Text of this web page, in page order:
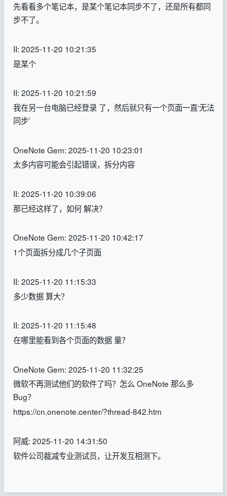
先看看多个笔记本，是某个笔记本同步不了，还是所有都同
步不了。
II: 2025-11-20 10:21:35
是某个
II: 2025-11-20 10:21:59
我在另一台电脑已经登录 了，然后就只有一个页面一直‘无法
同步’
OneNote Gem: 2025-11-20 10:23:01
太多内容可能会引起错误，拆分内容
II: 2025-11-20 10:39:06
那已经这样了，如何 解决？
OneNote Gem: 2025-11-20 10:42:17
1个页面拆分成几个子页面
II: 2025-11-20 11:15:33
多少数据 算大？
II: 2025-11-20 11:15:48
在哪里能看到各个页面的数据 量？
OneNote Gem: 2025-11-20 11:32:25
微软不再测试他们的软件了吗？怎么 OneNote 那么多
Bug？
https://cn.onenote.center/?thread-842.htm
阿威: 2025-11-20 14:31:50
软件公司裁减专业测试员，让开发互相测下。